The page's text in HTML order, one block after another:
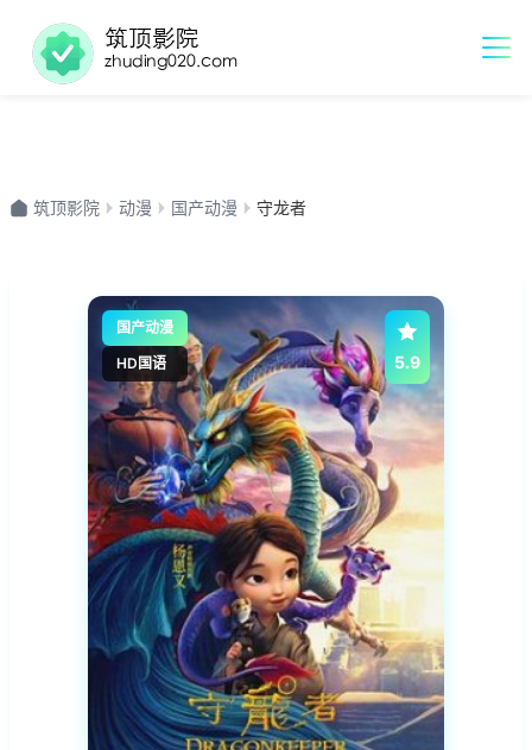
筑顶影院 动漫 国产动漫 守龙者
国产动漫
HD国语
5.9